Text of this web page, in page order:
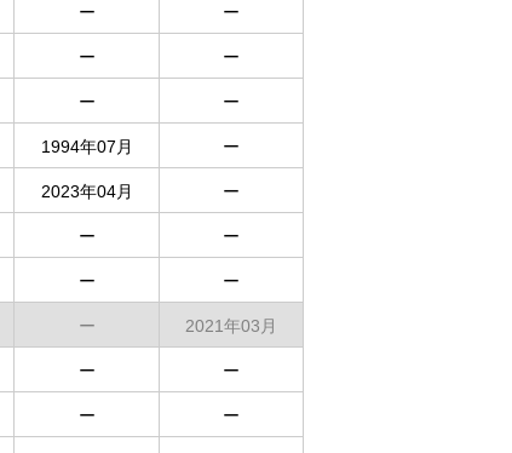
ー ー
ー ー
ー ー
1994年07月 ー
2023年04月 ー
ー ー
ー ー
ー 2021年03月
ー ー
ー ー